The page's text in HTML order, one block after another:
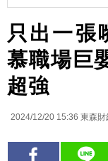
只出一張
慕職場巨
超強
2024/12/20 15:36 東森財